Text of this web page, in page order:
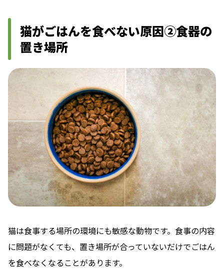
猫がごはんを食べない原因②食器の
置き場所
猫は食事する場所の環境にも敏感な動物です。食事の内容
に問題がなくても、置き場所が合っていないだけでごはん
を食べなくなることがあります。